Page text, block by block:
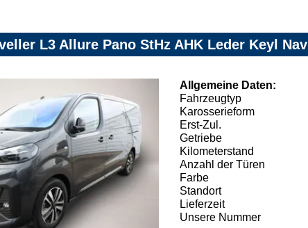
L3 Allure Pano StHz AHK Leder Keyl Nav
Allgemeine Daten:
Fahrzeugtyp
Karosserieform
Erst-Zul.
Getriebe
Kilometerstand
Anzahl der Türen
Farbe
Standort
Lieferzeit
Unsere Nummer